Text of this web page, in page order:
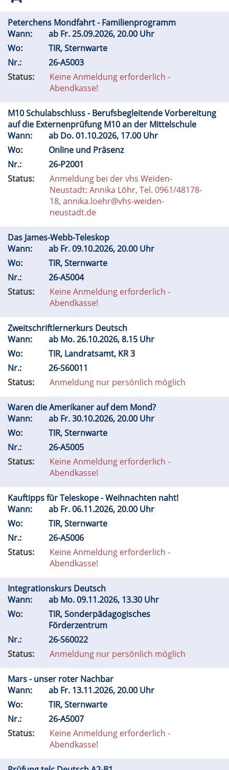
Peterchens Mondfahrt - Familienprogramm
Wann:
ab Fr.25.09.2026, 20.00 Uhr
Wo:
TIR, Sternwarte
Nr.:
26-A5003
Status:
Keine Anmeldung erforderlich -
Abendkasse!
M10 Schulabschluss - Berufsbegleitende Vorbereitung
auf die Externenprüfung M10 an der Mittelschule
Wann:
ab Do.01.10.2026, 17.00 Uhr
Wo:
Online und Präsenz
Nr.:
26-P2001
Status:
Anmeldung bei der vhs Weiden-
Neustadt: Annika Löhr, Tel. 0961/48178-
18, annika.loehr@vhs-weiden-
neustadt.de
Das James-Webb-Teleskop
Wann:
ab Fr.09.10.2026, 20.00 Uhr
Wo:
TIR, Sternwarte
Nr.:
26-A5004
Status:
Keine Anmeldung erforderlich -
Abendkasse!
Zweitschriftlernerkurs Deutsch
Wann:
ab Mo.26.10.2026, 8.15 Uhr
Wo:
TIR, Landratsamt, KR 3
Nr.:
26-S60011
Status:
Anmeldung nur persönlich möglich
Waren die Amerikaner auf dem Mond?
Wann:
ab Fr.30.10.2026, 20.00 Uhr
Wo:
TIR, Sternwarte
Nr.:
26-A5005
Status:
Keine Anmeldung erforderlich -
Abendkasse!
Kauftipps für Teleskope - Weihnachten naht!
Wann:
ab Fr.06.11.2026, 20.00 Uhr
Wo:
TIR, Sternwarte
Nr.:
26-A5006
Status:
Keine Anmeldung erforderlich -
Abendkasse!
Integrationskurs Deutsch
Wann:
ab Mo.09.11.2026, 13.30 Uhr
Wo:
TIR, Sonderpädagogisches
Förderzentrum
Nr.:
26-S60022
Status:
Anmeldung nur persönlich möglich
Mars - unser roter Nachbar
Wann:
ab Fr. 13.11.2026, 20.00 Uhr
Wo:
TIR, Sternwarte
Nr.:
26-A5007
Status:
Keine Anmeldung erforderlich -
Abendkasse!